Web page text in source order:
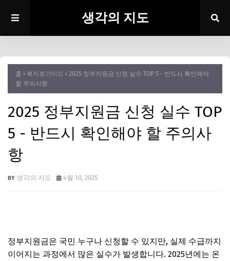
생각의 지도
홈 복지로가이드
2025 정부지원금 신청 실수 TOP 5 - 반드시 확인해야
할 주의사항
2025 정부지원금 신청 실수 TOP
5 - 반드시 확인해야 할 주의사
항
생각의 지도 4월 10, 2025
정부지원금은 국민 누구나 신청할 수 있지만, 실제 수급까지
이어지는 과정에서 많은 실수가 발생합니다. 2025년에는 온